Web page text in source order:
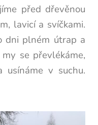
před dřevěnou
lavicí a svíčkami.
dni plném útrap a
se převlékáme,
usínáme v suchu.